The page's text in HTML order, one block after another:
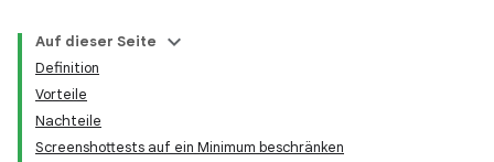
Auf dieser Seite
Definition
Vorteile
Nachteile
Screenshottests auf ein Minimum beschränken